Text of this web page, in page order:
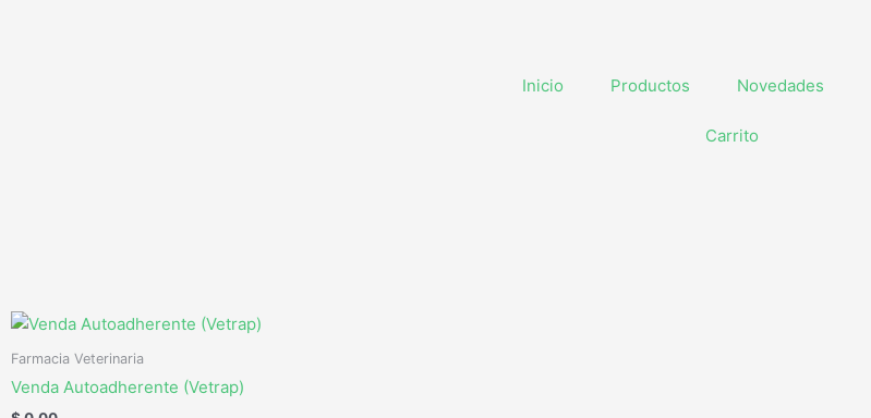
Inicio
Productos Novedades
Carrito
Farmacia Veterinaria
Venda Autoadherente (Vetrap)